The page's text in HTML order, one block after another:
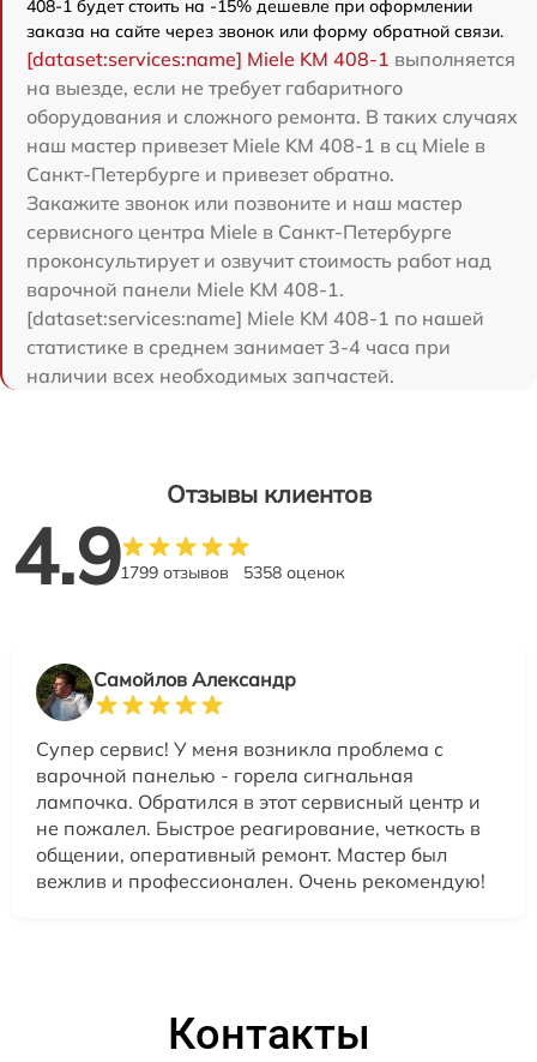
408-1 будет стоить на -15% дешевле при оформлении
заказа на сайте через звонок или форму обратной связи.
[dataset:services:name] Miele KM 408-1 выполняется
на выезде, если не требует габаритного
оборудования и сложного ремонта. В таких случаях
наш мастер привезет Miele KM 408-1 в сц Miele в
Санкт-Петербурге и привезет обратно.
Закажите звонок или позвоните и наш мастер
сервисного центра Miele в Санкт-Петербурге
проконсультирует и озвучит стоимость работ над
варочной панели Miele KM 408-1.
[dataset:services:name] Miele KM 408-1 по нашей
статистике в среднем занимает 3-4 часа при
наличии всех необходимых запчастей.
Отзывы клиентов
4.91799 отзывов 5358 оценок
Самойлов Александр
Супер сервис! У меня возникла проблема с
варочной панелью - горела сигнальная
лампочка. Обратился в этот сервисный центр и
не пожалел. Быстрое реагирование, четкость в
общении, оперативный ремонт. Мастер был
вежлив и профессионален. Очень рекомендую!
Контакты